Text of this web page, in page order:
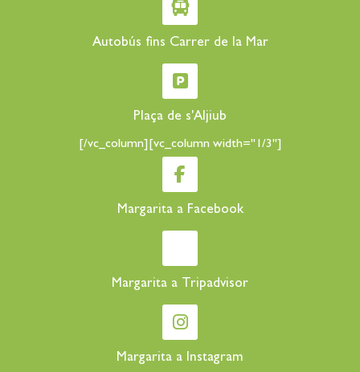
Autobús fins Carrer de la Mar
Plaça de s'Aljiub
[/vc_column][vc_column width="1/3"]
Margarita a Facebook
Margarita a Tripadvisor
Margarita a Instagram